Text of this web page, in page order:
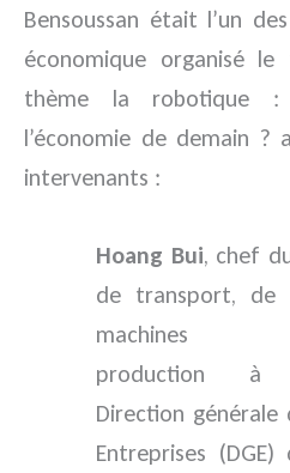
Bensoussan était l’un
économique organisé
thème la robotique :
l’économie de demain
intervenants :
Hoang Bui, chef
de transport, de
machines
production à
Direction générale
Entreprises (DGE)